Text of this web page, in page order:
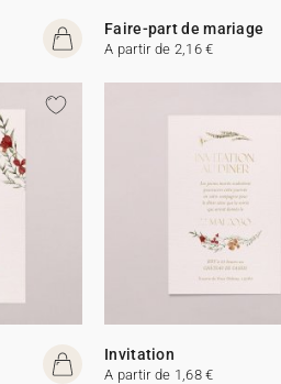
Faire-part de mariage
A partir de 2,16 €
Invitation
A partir de 1,68 €